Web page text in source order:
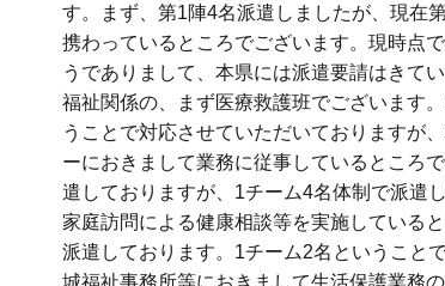
す。まず、第1陣4名派遣しましたが、現在
携わっているところでございます。現時点
うでありまして、本県には派遣要請はきて
福祉関係の、まず医療救護班でございます
うことで対応させていただいておりますが
ーにおきまして業務に従事しているところ
遣しておりますが、1チーム4名体制で派遣
家庭訪問による健康相談等を実施している
派遣しております。1チーム2名ということ
城福祉事務所等におきまして生活保護業務